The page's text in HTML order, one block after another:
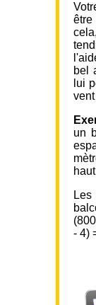
bel
lui
vent
un
- 4)